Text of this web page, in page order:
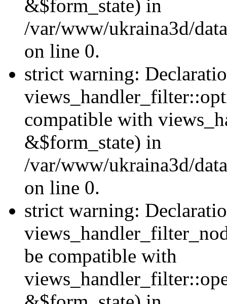
&$form_state) in
/var/www/ukraina3d/
on line 0.
strict warning:
compatible with
&$form_state) in
/var/www/ukraina3d/
on line 0.
strict warning:
be compatible with